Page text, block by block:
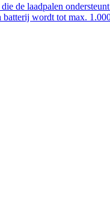
de laadpalen
wordt tot max.